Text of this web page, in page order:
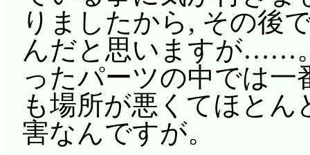
りましたから, その後
んだと思いますが……
ったパーツの中では一
も場所が悪くてほと
害なんですが。